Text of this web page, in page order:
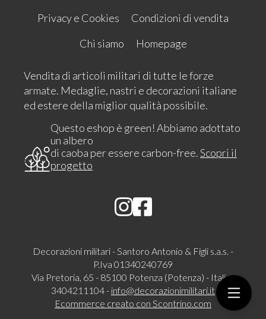
Privacy e Cookies
Condizioni di vendita
Chi siamo
Homepage
Vendita di articoli militari di tutte le forze
armate. Medaglie, nastri e decorazioni italiane
ed estere della miglior qualità possibile.
Questo eshop è green! Abbiamo adottato
un albero
di caoba per essere carbon-free.Scopri il
progetto
Decorazioni militari - Santoro Antonio & Figli s.a.s. -
P.Iva 01340240769
Via Pretoria, 65 - 85100 Potenza (Potenza) - Italia -
3404211104 - info@decorazionimilitari.it
Ecommerce creato con Scontrino.com